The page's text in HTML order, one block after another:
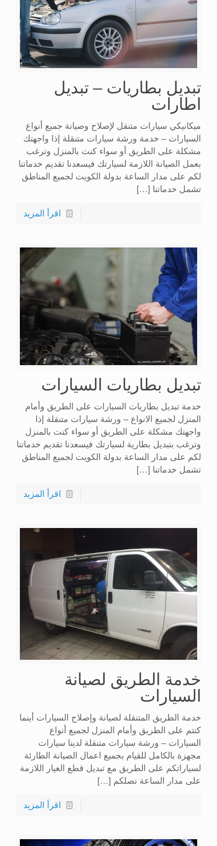
تبديل بطاريات – تبديل
اطارات
ميكانيكي سيارات متنقل لإصلاح وصيانة جميع أنواع
السيارات – خدمة ورشة سيارات متنقلة إذا واجهتك
مشكلة على الطريق أو سواء كنت بالمنزل وترغب
بعمل الصيانة اللازمة لسيارتك فيسعدنا تقديم خدماتنا
لكم على مدار الساعة بدولة الكويت لجميع المناطق
تشمل خدماتنا […]
اقرأ المزيد
تبديل بطاريات السيارات
خدمة تبديل بطاريات السيارات على الطريق وأمام
المنزل لجميع الانواع – ورشة سيارات متنقلة إذا
واجهتك مشكلة على الطريق أو سواء كنت بالمنزل
وترغب بتبديل بطارية لسيارتك فيسعدنا تقديم خدماتنا
لكم على مدار الساعة بدولة الكويت لجميع المناطق
تشمل خدماتنا […]
اقرأ المزيد
خدمة الطريق لصيانة
السيارات
خدمة الطريق المتنقلة لصيانة وإصلاح السيارات أينما
كنتم على الطريق وأمام المنزل لجميع أنواع
السيارات – ورشة سيارات متنقلة لدينا سيارات
مجهزة بالكامل للقيام بجميع اعمال الصيانة الطارئة
لسياراتكم على الطريق مع تبديل قطع الغيار اللازمة
على مدار الساعة نصلكم […]
اقرأ المزيد